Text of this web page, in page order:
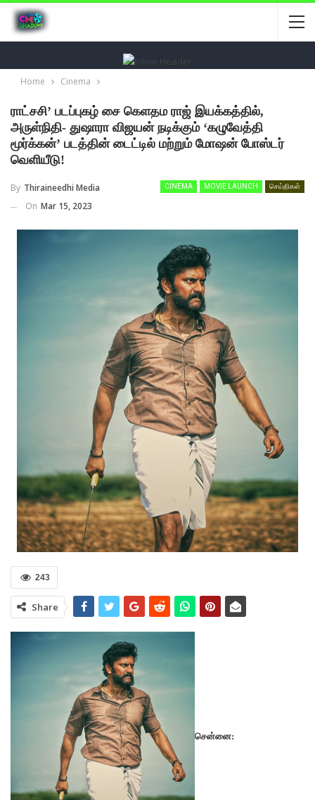
Home Cinema
ராட்சசி’ படப்புகழ் சை கெளதம ராஜ் இயக்கத்தில்,
அருள்நிதி- துஷாரா விஜயன் நடிக்கும் ‘கழுவேத்தி
மூர்க்கன்’ படத்தின் டைட்டில் மற்றும் மோஷன் போஸ்டர்
வெளியீடு!
CINEMA MOVIE LAUNCH செய்திகள்
By Thiraineedhi Media
On Mar 15, 2023
243
Share
சென்னை: